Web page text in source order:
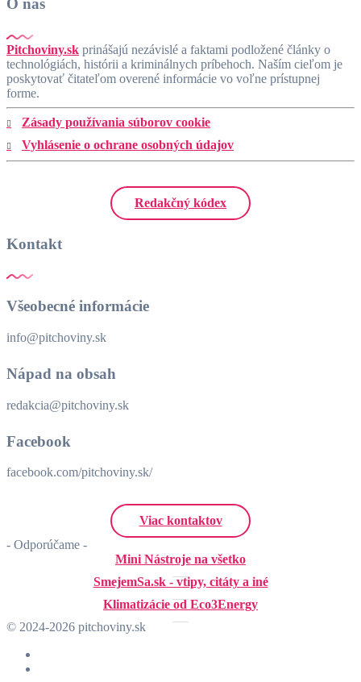
O nás
Pitchoviny.sk prinášajú nezávislé a faktami podložené články o
technológiách, histórii a kriminálnych príbehoch. Naším cieľom je
poskytovať čitateľom overené informácie vo voľne prístupnej
forme.
Zásady používania súborov cookie
Vyhlásenie o ochrane osobných údajov
Redakčný kódex
Kontakt
Všeobecné informácie
info@pitchoviny.sk
Nápad na obsah
redakcia@pitchoviny.sk
Facebook
facebook.com/pitchoviny.sk/
Viac kontaktov
- Odporúčame -
Mini Nástroje na všetko
SmejemSa.sk - vtipy, citáty a iné
Klimatizácie od Eco3Energy
© 2024-2026 pitchoviny.sk